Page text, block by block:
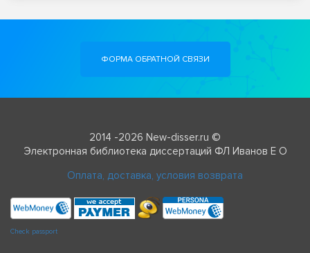
ФОРМА ОБРАТНОЙ СВЯЗИ
2014 -2026 New-disser.ru ©
Электронная библиотека диссертаций ФЛ Иванов Е О
Оплата, доставка, условия возврата
Check passport